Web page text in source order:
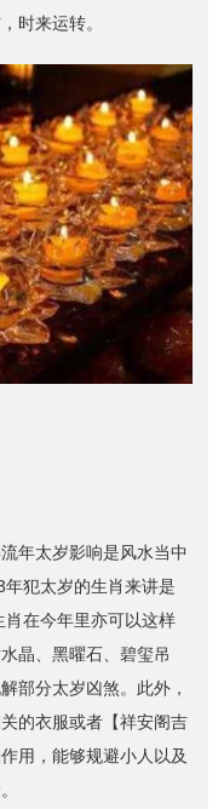
时来运转。
年太岁影响是风水当中
犯太岁的生肖来讲是
在今年里亦可以这样
晶、黑曜石、碧玺吊
部分太岁凶煞。此外，
的衣服或者【祥安阁吉
用，能够规避小人以及